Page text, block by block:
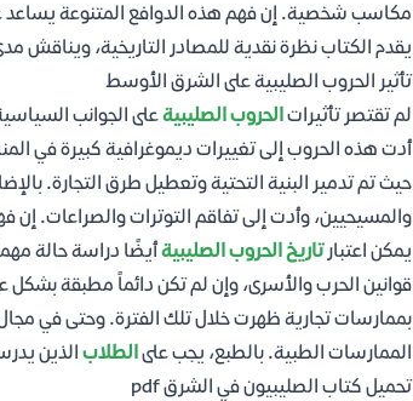
مكاسب شخصية. إن فهم هذه الدوافع المتنوعة
يقدم الكتاب نظرة نقدية للمصادر التاريخية، ويناقش
تأثير الحروب الصليبية على الشرق الأوسط
لم تقتصر تأثيراتالحروب الصليبيةعلى الجوانب
أدت هذه الحروب إلى تغييرات ديموغرافية كبيرة في
حيث تم تدمير البنية التحتية وتعطيل طرق التجارة.
والمسيحيين، وأدت إلى تفاقم التوترات والصراعات. إن
يمكن اعتبارتاريخ الحروب الصليبيةأيضًا دراسة حالة
قوانين الحرب والأسرى، وإن لم تكن دائماً مطبقة
بممارسات تجارية ظهرت خلال تلك الفترة. وحتى في
الممارسات الطبية. بالطبع، يجب علىالطلاب الذين
تحميل كتاب الصليبيون في الشرق pdf